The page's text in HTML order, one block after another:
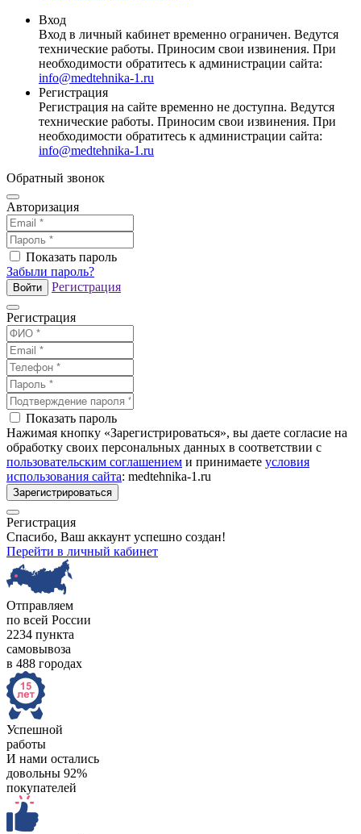
Вход
Вход в личный кабинет временно ограничен. Ведутся
технические работы. Приносим свои извинения. При
необходимости обратитесь к администрации сайта:
info@medtehnika-1.ru
Регистрация
Регистрация на сайте временно не доступна. Ведутся
технические работы. Приносим свои извинения. При
необходимости обратитесь к администрации сайта:
info@medtehnika-1.ru
Обратный звонок
Авторизация
Показать пароль
Забыли пароль?
Войти Регистрация
Регистрация
Показать пароль
Нажимая кнопку «Зарегистрироваться», вы даете согласие на
обработку своих персональных данных в соответствии с
пользовательским соглашением и принимаете условия
использования сайта: medtehnika-1.ru
Зарегистрироваться
Регистрация
Спасибо, Ваш аккаунт успешно создан!
Перейти в личный кабинет
Отправляем
по всей России
2234 пункта
самовывоза
в 488 городах
Успешной
работы
И нами остались
довольны 92%
покупателей